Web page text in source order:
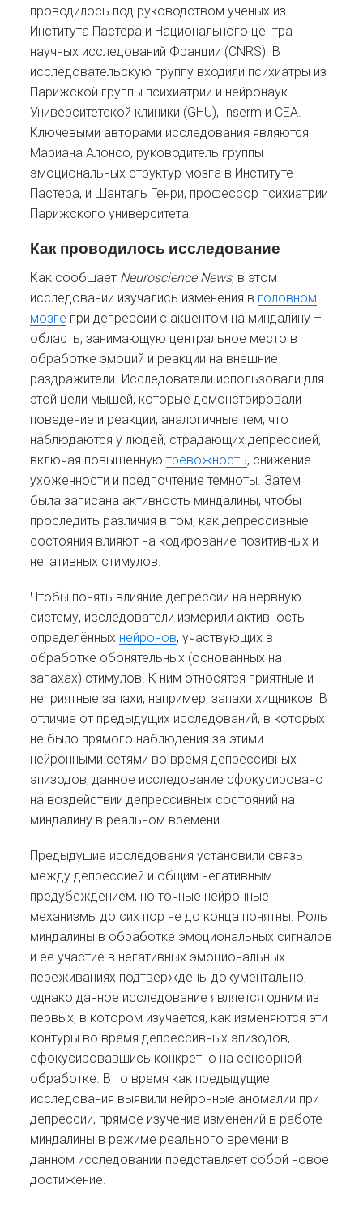
проводилось под руководством учёных из
Института Пастера и Национального центра
научных исследований Франции (CNRS). В
исследовательскую группу входили психиатры из
Парижской группы психиатрии и нейронаук
Университетской клиники (GHU), Inserm и CEA.
Ключевыми авторами исследования являются
Мариана Алонсо, руководитель группы
эмоциональных структур мозга в Институте
Пастера, и Шанталь Генри, профессор психиатрии
Парижского университета.
Как проводилось исследование
Как сообщает Neuroscience News, в этом
исследовании изучались изменения в головном
мозге при депрессии с акцентом на миндалину –
область, занимающую центральное место в
обработке эмоций и реакции на внешние
раздражители. Исследователи использовали для
этой цели мышей, которые демонстрировали
поведение и реакции, аналогичные тем, что
наблюдаются у людей, страдающих депрессией,
включая повышеннуютревожность, снижение
ухоженности и предпочтение темноты. Затем
была записана активность миндалины, чтобы
проследить различия в том, как депрессивные
состояния влияют на кодирование позитивных и
негативных стимулов.
Чтобы понять влияние депрессии на нервную
систему, исследователи измерили активность
определённых нейронов, участвующих в
обработке обонятельных (основанных на
запахах) стимулов. К ним относятся приятные и
неприятные запахи, например, запахи хищников. В
отличие от предыдущих исследований, в которых
не было прямого наблюдения за этими
нейронными сетями во время депрессивных
эпизодов, данное исследование сфокусировано
на воздействии депрессивных состояний на
миндалину в реальном времени.
Предыдущие исследования установили связь
между депрессией и общим негативным
предубеждением, но точные нейронные
механизмы до сих пор не до конца понятны. Роль
миндалины в обработке эмоциональных сигналов
и её участие в негативных эмоциональных
переживаниях подтверждены документально,
однако данное исследование является одним из
первых, в котором изучается, как изменяются эти
контуры во время депрессивных эпизодов,
сфокусировавшись конкретно на сенсорной
обработке. В то время как предыдущие
исследования выявили нейронные аномалии при
депрессии, прямое изучение изменений в работе
миндалины в режиме реального времени в
данном исследовании представляет собой новое
достижение.